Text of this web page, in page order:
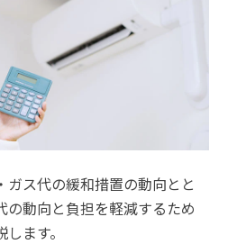
ガス代の緩和措置の動向とと
の動向と負担を軽減するため
ます。